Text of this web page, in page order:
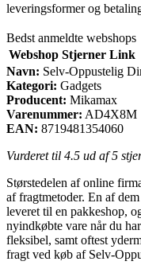
leveringsformer og
Bedst anmeldte webshops
Webshop Stjerner Link
Navn: Selv-Oppustelig
Kategori: Gadgets
Producent: Mikamax
Varenummer: AD4X8M
EAN: 8719481354060
Vurderet til 4.5 ud af 5
Størstedelen af online
af fragtmetoder. En af
leveret til en pakkeshop,
nyindkøbte vare når du
fleksibel, samt oftest
fragt ved køb af Selv-